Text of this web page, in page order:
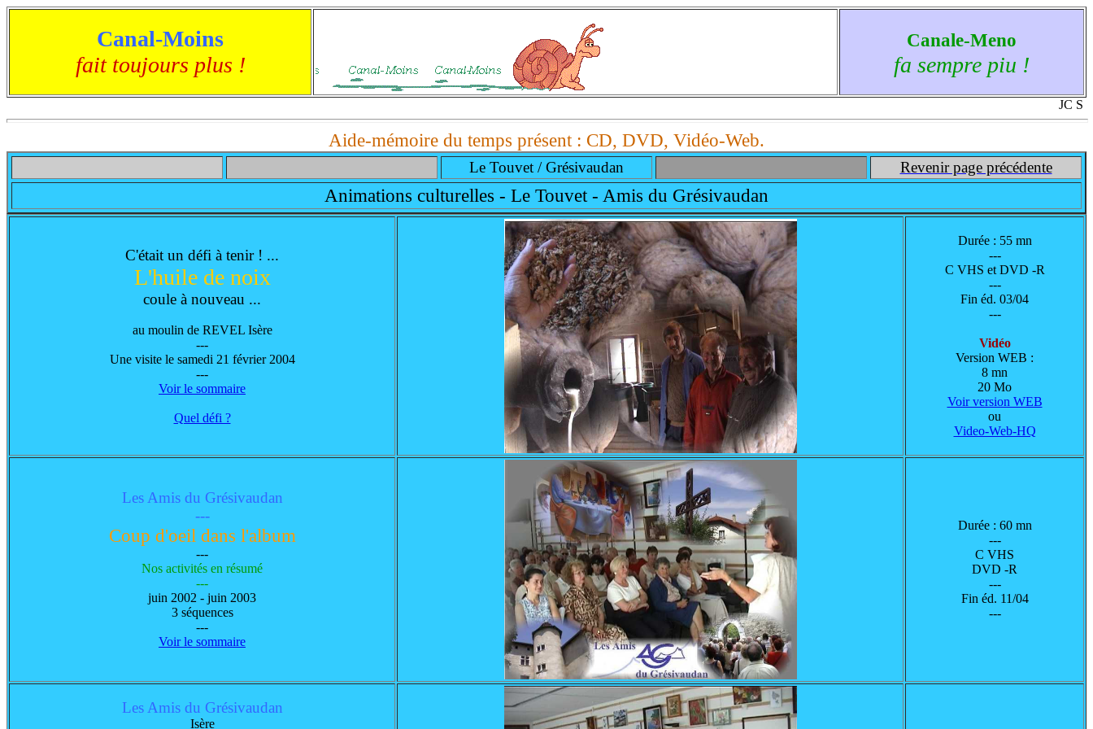
Canal-Moins
fait toujours plus !
Canale-Meno
fa sempre piu !
JC S
Aide-mémoire du temps présent : CD, DVD, Vidéo-Web.
Le Touvet / Grésivaudan Revenir page précédente
Animations culturelles - Le Touvet - Amis du Grésivaudan
C'était un défi à tenir ! ...
L'huile de noix
coule à nouveau ...
au moulin de REVEL Isère
---
Une visite le samedi 21 février 2004
---
Voir le sommaire
Quel défi ?
Durée : 55 mn
---
C VHS et DVD -R
---
Fin éd. 03/04
---
Vidéo
Version WEB :
8 mn
20 Mo
Voir version WEB
ou
Video-Web-HQ
Les Amis du Grésivaudan
---
Coup d'oeil dans l'album
---
Nos activités en résumé
---
juin 2002 - juin 2003
3 séquences
---
Voir le sommaire
Durée : 60 mn
---
C VHS
DVD -R
---
Fin éd. 11/04
---
Les Amis du Grésivaudan
Isère